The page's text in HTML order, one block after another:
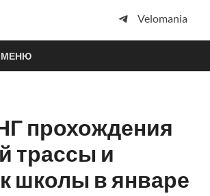
просто
Velomania
МЕНЮ
прохождения
трассы и
школы в январе